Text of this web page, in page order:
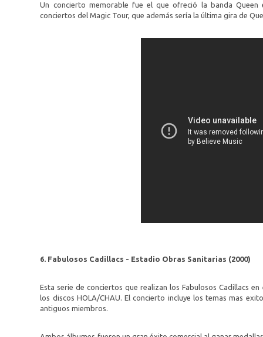
Un concierto memorable fue el que ofreció la banda
conciertos del Magic Tour, que además sería la última gira de
6. Fabulosos Cadillacs - Estadio Obras Sanitarias (2000)
Esta serie de conciertos que realizan los Fabulosos Cadillacs
los discos HOLA/CHAU. El concierto incluye los temas mas
antiguos miembros.